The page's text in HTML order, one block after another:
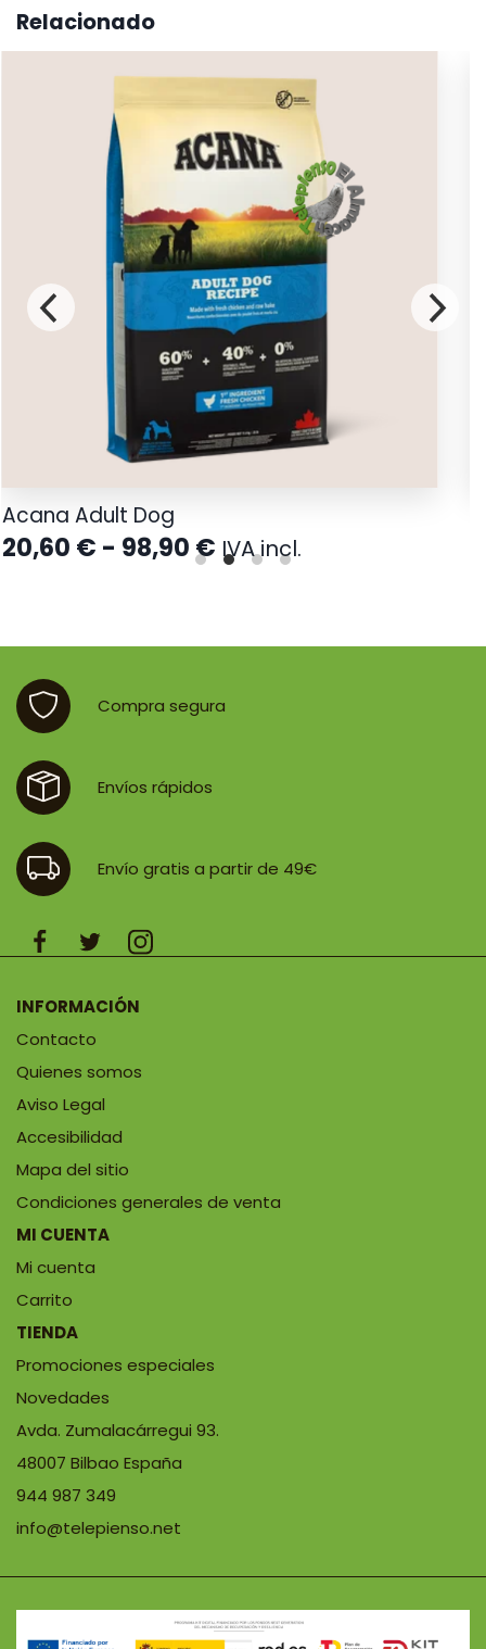
Relacionado
Acana Adult Dog
20,60 € - 98,90 €Rango
de
20,60 €
IVA incl.
Compra segura
Envíos rápidos
Envío gratis a partir de 49€
INFORMACIÓN
Contacto
Quienes somos
Aviso Legal
Accesibilidad
Mapa del sitio
Condiciones generales de venta
MI CUENTA
Mi cuenta
Carrito
TIENDA
Promociones especiales
Novedades
Avda. Zumalacárregui 93.
48007 Bilbao España
944 987 349
info@telepienso.net